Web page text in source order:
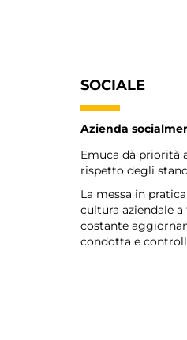
SOCIALE
Azienda
Emuca dà priorità
rispetto degli
La messa in
cultura aziendale
costante
condotta e